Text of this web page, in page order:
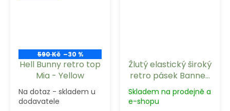
590 Kč –30 %
Hell Bunny retro top
Mia - Yellow
Na dotaz - skladem u
dodavatele
Žlutý elastický široký
retro pásek Banned
Skladem na prodejně a
e-shopu